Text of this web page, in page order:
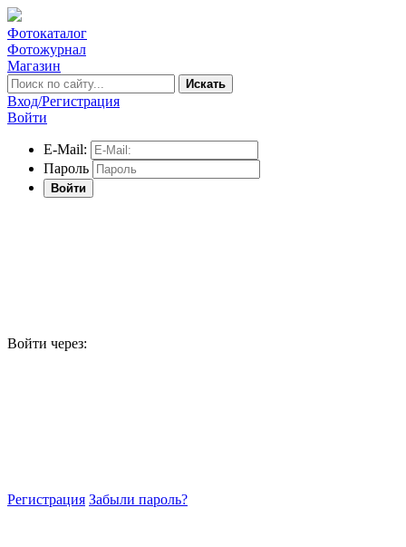
Фотокаталог
Фотожурнал
Магазин
Искать
Вход/Регистрация
Войти
E-Mail:
Пароль
Войти
Войти через:
Регистрация Забыли пароль?